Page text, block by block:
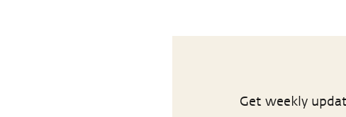
Get weekly